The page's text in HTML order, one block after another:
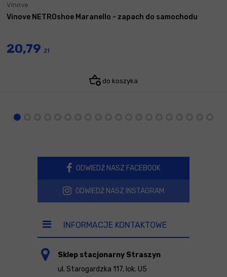
Vinove
Vinove NETROshoe Maranello - zapach do samochodu
20,79 zł
do koszyka
ODWIEDŹ NASZ FACEBOOK
ODWIEDŹ NASZ INSTAGRAM
INFORMACJE KONTAKTOWE
Sklep stacjonarny Straszyn
ul. Starogardzka 117, lok. U5